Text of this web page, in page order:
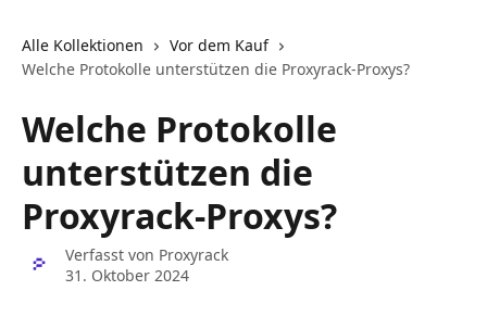
Alle Kollektionen
Vor dem Kauf
Welche Protokolle unterstützen die Proxyrack-Proxys?
Welche Protokolle
unterstützen die
Proxyrack-Proxys?
Verfasst von Proxyrack
31. Oktober 2024